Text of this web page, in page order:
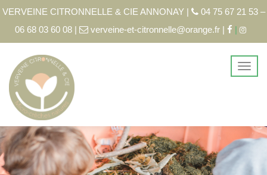
VERVEINE CITRONNELLE & CIE ANNONAY |
04 75 67 21 53 –
06 68 03 60 08 |
verveine-et-citronnelle@orange.fr | |